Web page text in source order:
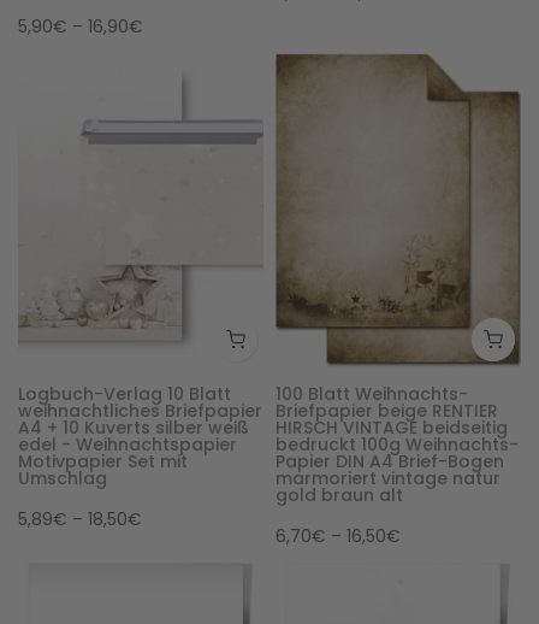
5,90€ – 16,90€
Logbuch-Verlag 10 Blatt
weihnachtliches Briefpapier
A4 + 10 Kuverts silber weiß
edel - Weihnachtspapier
Motivpapier Set mit
Umschlag
5,89€ – 18,50€
100 Blatt Weihnachts-
Briefpapier beige RENTIER
HIRSCH VINTAGE beidseitig
bedruckt 100g Weihnachts-
Papier DIN A4 Brief-Bogen
marmoriert vintage natur
gold braun alt
6,70€ – 16,50€